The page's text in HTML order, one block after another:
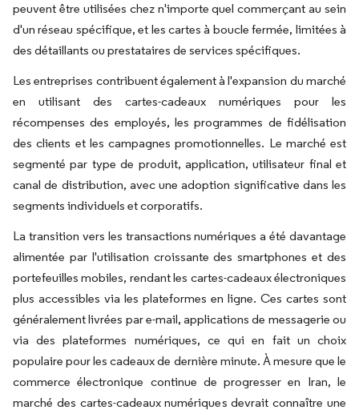
peuvent être utilisées chez n'importe quel commerçant au sein
d'un réseau spécifique, et les cartes à boucle fermée, limitées à
des détaillants ou prestataires de services spécifiques.
Les entreprises contribuent également à l'expansion du marché
en utilisant des cartes-cadeaux numériques pour les
récompenses des employés, les programmes de fidélisation
des clients et les campagnes promotionnelles. Le marché est
segmenté par type de produit, application, utilisateur final et
canal de distribution, avec une adoption significative dans les
segments individuels et corporatifs.
La transition vers les transactions numériques a été davantage
alimentée par l'utilisation croissante des smartphones et des
portefeuilles mobiles, rendant les cartes-cadeaux électroniques
plus accessibles via les plateformes en ligne. Ces cartes sont
généralement livrées par e-mail, applications de messagerie ou
via des plateformes numériques, ce qui en fait un choix
populaire pour les cadeaux de dernière minute. À mesure que le
commerce électronique continue de progresser en Iran, le
marché des cartes-cadeaux numériques devrait connaître une